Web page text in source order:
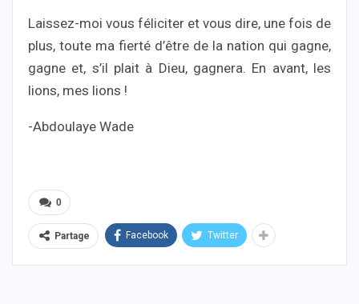
Laissez-moi vous féliciter et vous dire, une fois de
plus, toute ma fierté d’être de la nation qui gagne,
gagne et, s’il plait à Dieu, gagnera. En avant, les
lions, mes lions !
-Abdoulaye Wade
0
Partage Facebook Twitter